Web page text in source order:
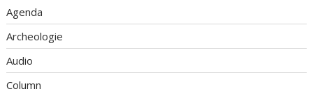
Agenda
Archeologie
Audio
Column